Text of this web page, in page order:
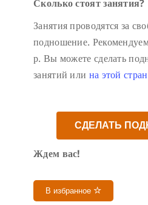
Сколько стоят занятия?
Занятия проводятся за
подношение.
р. Вы можете сделать
занятий или на этой
СДЕЛАТЬ
Ждем вас!
В избранное